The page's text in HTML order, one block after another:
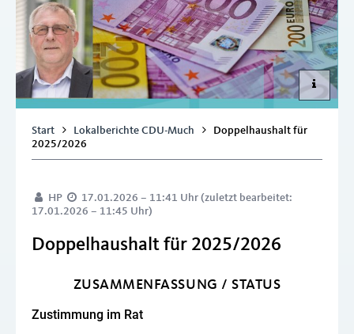
Start Lokalberichte CDU-Much
Doppelhaushalt für
2025/2026
HP
17.01.2026 – 11:41 Uhr (zuletzt bearbeitet:
17.01.2026 – 11:45 Uhr)
Doppelhaushalt für 2025/2026
ZUSAMMENFASSUNG / STATUS
Zustimmung im Rat